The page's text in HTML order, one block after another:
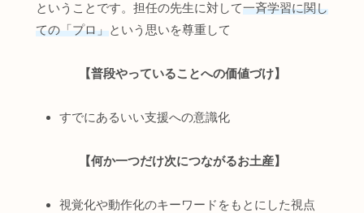
ということです。担任の先生に対して一斉学習に関し
ての「プロ」という思いを尊重して
【普段やっていることへの価値づけ】
すでにあるいい支援への意識化
【何か一つだけ次につながるお土産】
視覚化や動作化のキーワードをもとにした視点